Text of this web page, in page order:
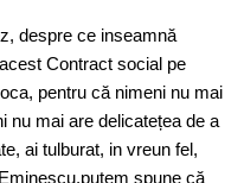
despre ce inseamnă
Contract social pe
pentru că nimeni nu mai
nu mai are delicatețea de a
ai tulburat, in vreun fel,
spune că